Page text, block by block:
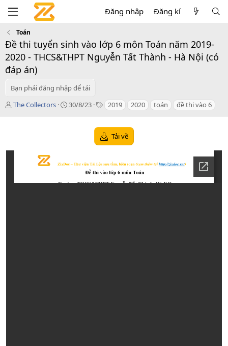
Đăng nhập Đăng kí
Toán
Đề thi tuyển sinh vào lớp 6 môn Toán năm 2019-
2020 - THCS&THPT Nguyễn Tất Thành - Hà Nội (có
đáp án)
Bạn phải đăng nhập để tải
T
ả
The Collectors
C
n
30/8/23
T
s
2019 2020 toán đề thi vào 6
Tải về